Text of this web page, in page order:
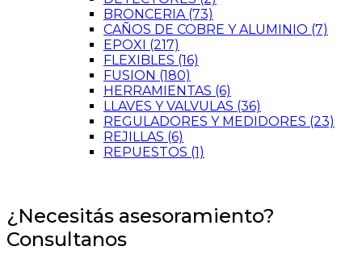
BRONCERIA (73)
CAÑOS DE COBRE Y ALUMINIO (7)
EPOXI (217)
FLEXIBLES (16)
FUSION (180)
HERRAMIENTAS (6)
LLAVES Y VALVULAS (36)
REGULADORES Y MEDIDORES (23)
REJILLAS (6)
REPUESTOS (1)
¿Necesitás asesoramiento?
Consultanos